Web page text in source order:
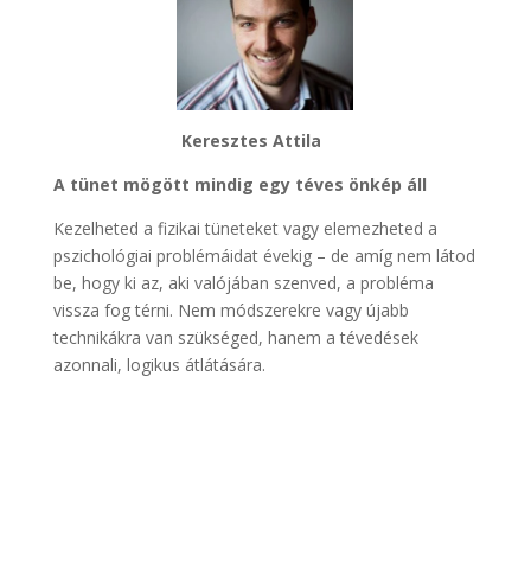
Keresztes Attila
A tünet mögött mindig egy téves önkép áll
Kezelheted a fizikai tüneteket vagy elemezheted a
pszichológiai problémáidat évekig – de amíg nem látod
be, hogy ki az, aki valójában szenved, a probléma
vissza fog térni. Nem módszerekre vagy újabb
technikákra van szükséged, hanem a tévedések
azonnali, logikus átlátására.